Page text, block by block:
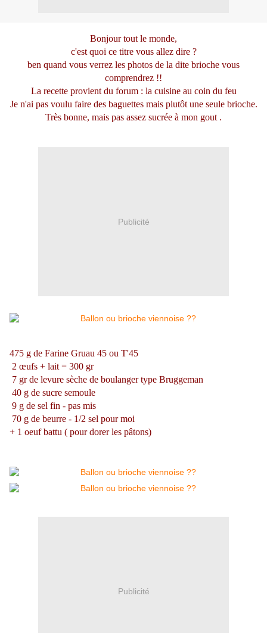
Bonjour tout le monde,
c'est quoi ce titre vous allez dire ?
ben quand vous verrez les photos de la dite brioche vous
comprendrez !!
La recette provient du forum : la cuisine au coin du feu
Je n'ai pas voulu faire des baguettes mais plutôt une seule brioche.
Très bonne, mais pas assez sucrée à mon gout .
Publicité
475 g de Farine Gruau 45 ou T'45
2 œufs + lait = 300 gr
7 gr de levure sèche de boulanger type Bruggeman
40 g de sucre semoule
9 g de sel fin - pas mis
70 g de beurre - 1/2 sel pour moi
+ 1 oeuf battu ( pour dorer les pâtons)
Publicité